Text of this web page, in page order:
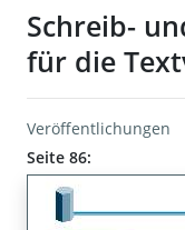
Schreib-
für die
Veröffentlichungen
Seite 86: